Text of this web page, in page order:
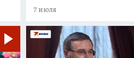
7 июля